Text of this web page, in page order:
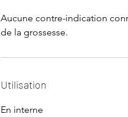
Aucune contre-indication
de la grossesse.
Utilisation
En interne